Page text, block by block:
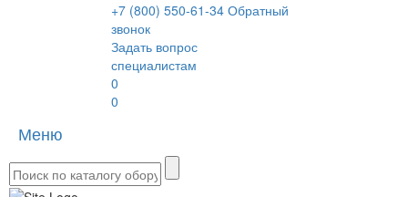
+7 (800) 550-61-34 Обратный
звонок
Задать вопрос
специалистам
0
0
Меню